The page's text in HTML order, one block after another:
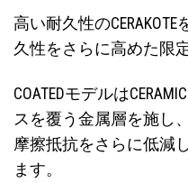
高い耐久性の
久性をさらに高めた限
COATEDモデルは
スを覆う金属層を施し
摩擦抵抗をさらに低減
ます。